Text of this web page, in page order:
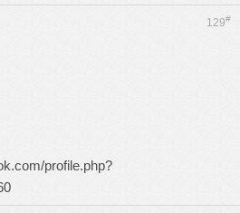
129#
profile.php?